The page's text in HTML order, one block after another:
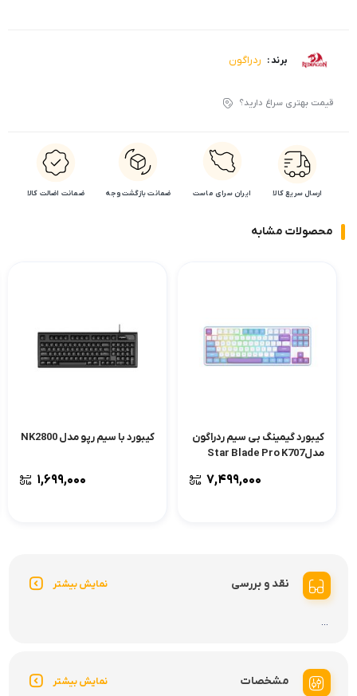
برند : ردراگون
قیمت بهتری سراغ دارید؟
ارسال سریع کالا ایران سرای ماست ضمانت بازگشت وجه ضمانت اضالت کالا
محصولات مشابه
کیبورد گیمینگ بی سیم ردراگون
مدلStar Blade Pro K707
۷,۴۹۹,۰۰۰
کیبورد با سیم رپو مدل NK2800
۱,۶۹۹,۰۰۰
نقد و بررسی نمایش بیشتر
...
مشخصات نمایش بیشتر